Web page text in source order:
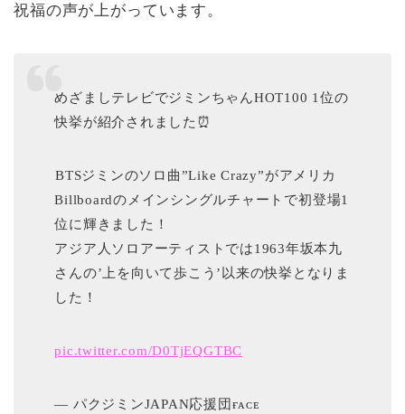
祝福の声が上がっています。
めざましテレビでジミンちゃんHOT100 1位の
快挙が紹介されました⏰
️BTSジミンのソロ曲”Like Crazy”がアメリカ
Billboardのメインシングルチャートで初登場1
位に輝きました！
アジア人ソロアーティストでは1963年坂本九
さんの’上を向いて歩こう’以来の快挙となりま
した！
pic.twitter.com/D0TjEQGTBC
— パクジミンJAPAN応援団ғᴀᴄᴇ